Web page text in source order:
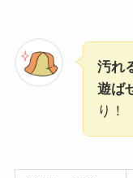
汚れ
遊ば
り！